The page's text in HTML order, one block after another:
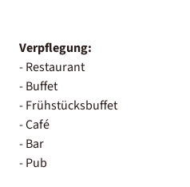
Verpflegung:
- Restaurant
- Buffet
- Frühstücksbuffet
- Café
- Bar
- Pub